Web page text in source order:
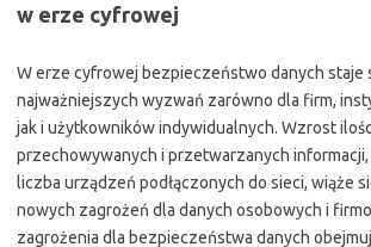
w erze cyfrowej
W erze cyfrowej bezpieczeństwo danych staje
najważniejszych wyzwań zarówno dla firm,
jak i użytkowników indywidualnych. Wzrost
przechowywanych i przetwarzanych informacji,
liczba urządzeń podłączonych do sieci, wiąże
nowych zagrożeń dla danych osobowych i
zagrożenia dla bezpieczeństwa danych